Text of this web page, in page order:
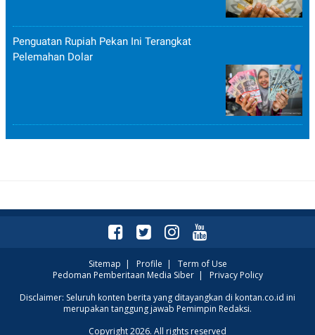
Penguatan Rupiah Pekan Ini Terangkat
Pelemahan Dolar
Sitemap | Profile | Term of Use
Pedoman Pemberitaan Media Siber| Privacy Policy
Disclaimer: Seluruh konten berita yang ditayangkan di kontan.co.id ini
merupakan tanggung jawab Pemimpin Redaksi.
Copyright 2026. All rights reserved